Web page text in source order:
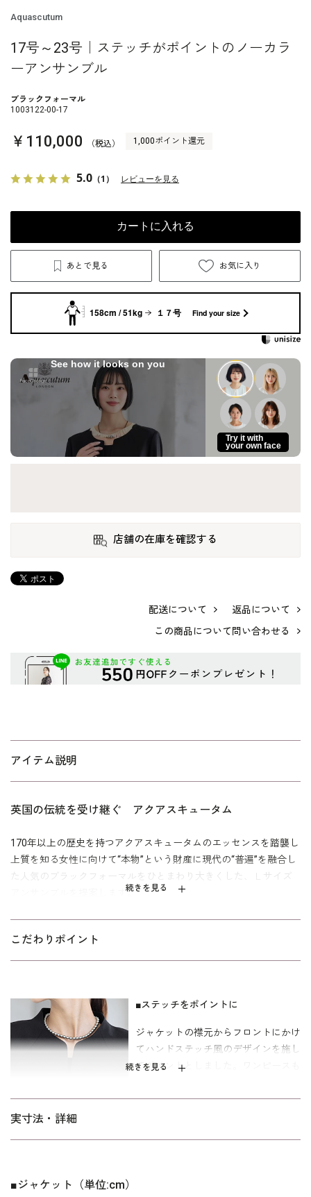
Aquascutum
17号～23号｜ステッチがポイントのノーカラ
ーアンサンブル
ブラックフォーマル
1003122-00-17
￥110,000 （税込） 1,000ポイント還元
5.0 （1） レビューを見る
カートに入れる
あとで見る お気に入り
158cm / 51kg １７号 Find your size
See how it looks on you
Try it with
your own face
店舗の在庫を確認する
配送について
返品について
この商品について問い合わせる
アイテム説明
続きを見る
英国の伝統を受け継ぐ アクアスキュータム
170年以上の歴史を持つアクアスキュータムのエッセンスを踏襲し
上質を知る女性に向けて“本物”という財産に現代の“普遍”を融合し
た人気のブラックフォーマルをひとまわり大きくした、Ｌサイズ
アンサンブルを提案します。
ミセスの身体にきれいに沿うようパターンを設計したノーカラー
ジャケットに、七分袖のジャケットを羽織ったように見えるフロ
ロントのハンドステッチ風デザインが慎ましさの中にクチュール
感を添えています。ワンピースにもジャケットと同様のステッチ
が。上着を羽織っているようなトリックワンピースは、単品でも
きちんと感が損なわれないうれしいデザイン。セミフレアーに仕
立てた裾は足さばきもよい形。落ち着いた無地のバックサテンジ
こだわりポイント
続きを見る
■ステッチをポイントに
ジャケットの襟元からフロントにかけ
てハンドステッチ風のデザインを施し
てポイントとしました。ワンピースも
実寸法・詳細
■ジャケット（単位:cm）